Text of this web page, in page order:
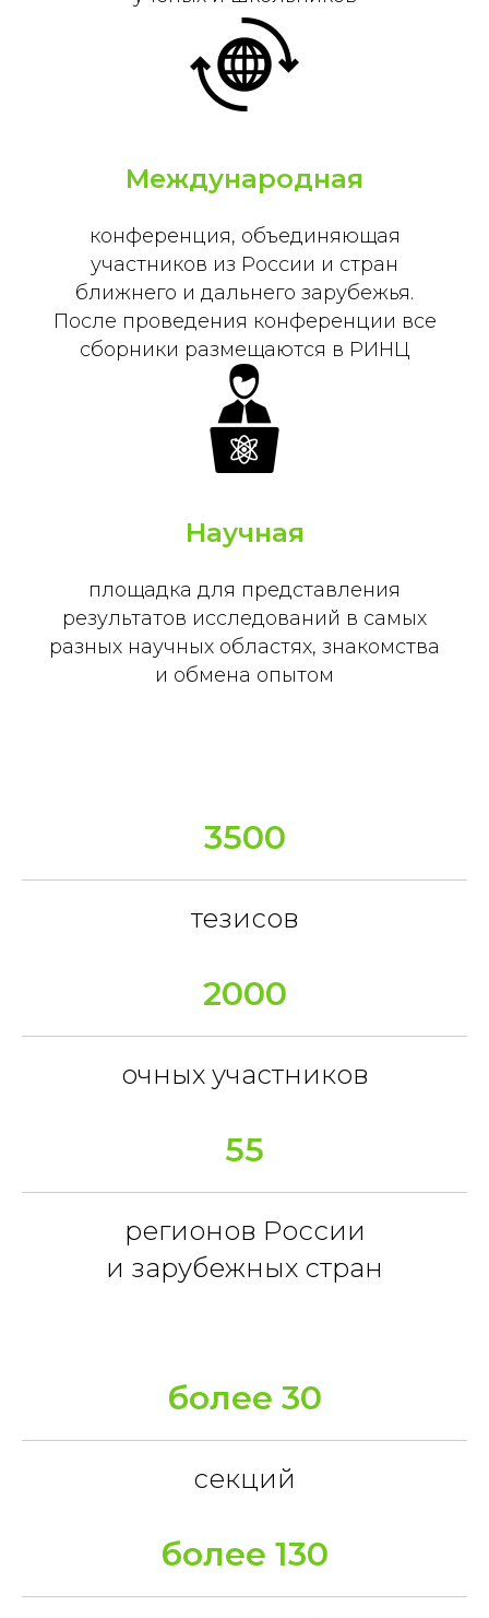
Международная
конференция, объединяющая
участников из России и стран
ближнего и дальнего зарубежья.
После проведения конференции все
сборники размещаются в РИНЦ
Научная
площадка для представления
результатов исследований в самых
разных научных областях, знакомства
и обмена опытом
3500
тезисов
2000
очных участников
55
регионов России
и зарубежных стран
более 30
секций
более 130